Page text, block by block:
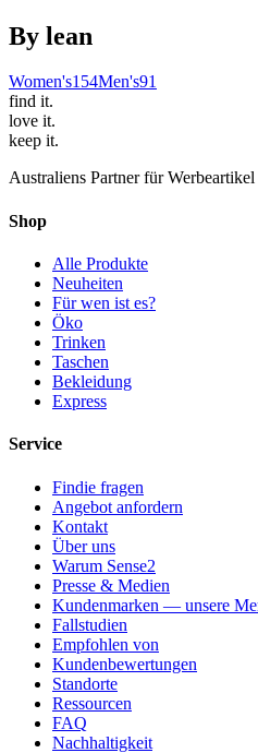
By lean
Women's154Men's91
find it.
love it.
keep it.
Australiens Partner für
Shop
Alle Produkte
Neuheiten
Für wen ist es?
Öko
Trinken
Taschen
Bekleidung
Express
Service
Findie fragen
Angebot anfordern
Kontakt
Über uns
Warum Sense2
Presse & Medien
Kundenmarken — unsere
Fallstudien
Empfohlen von
Kundenbewertungen
Standorte
Ressourcen
FAQ
Nachhaltigkeit